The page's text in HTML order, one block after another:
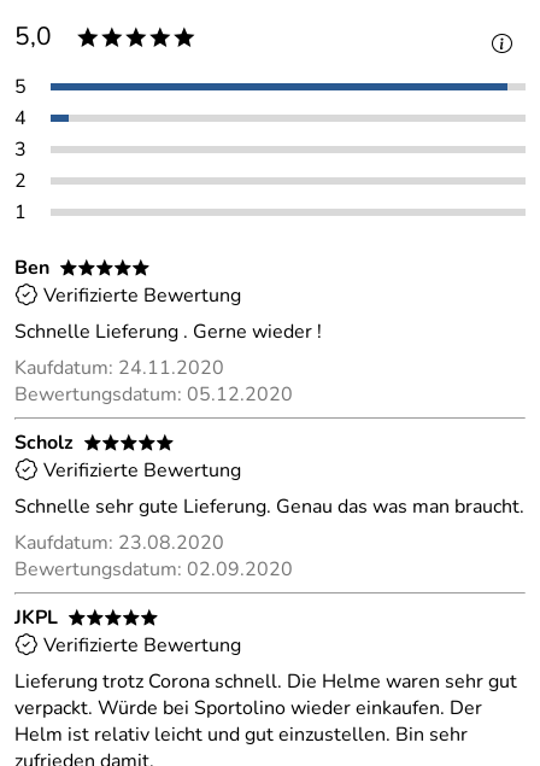
5,0 *****
5
4
3
2
1
Ben *****
Verifizierte Bewertung
Schnelle Lieferung . Gerne wieder !
Kaufdatum: 24.11.2020
Bewertungsdatum: 05.12.2020
Scholz
*****
Verifizierte Bewertung
Schnelle sehr gute Lieferung. Genau das was man braucht.
Kaufdatum: 23.08.2020
Bewertungsdatum: 02.09.2020
JKPL
*****
Verifizierte Bewertung
Lieferung trotz Corona schnell. Die Helme waren sehr gut
verpackt. Würde bei Sportolino wieder einkaufen. Der
Helm ist relativ leicht und gut einzustellen. Bin sehr